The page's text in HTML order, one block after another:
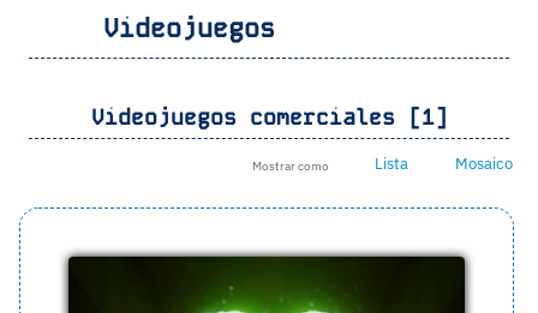
Videojuegos
Videojuegos comerciales [1]
Mostrar como Lista Mosaico